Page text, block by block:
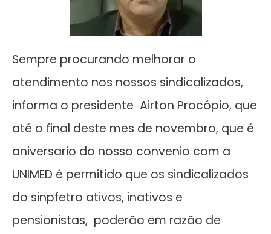
Sempre procurando melhorar o
atendimento nos nossos sindicalizados,
informa o presidente Airton Procópio, que
até o final deste mes de novembro, que é
aniversario do nosso convenio com a
UNIMED é permitido que os sindicalizados
do sinpfetro ativos, inativos e
pensionistas, poderão em razão de